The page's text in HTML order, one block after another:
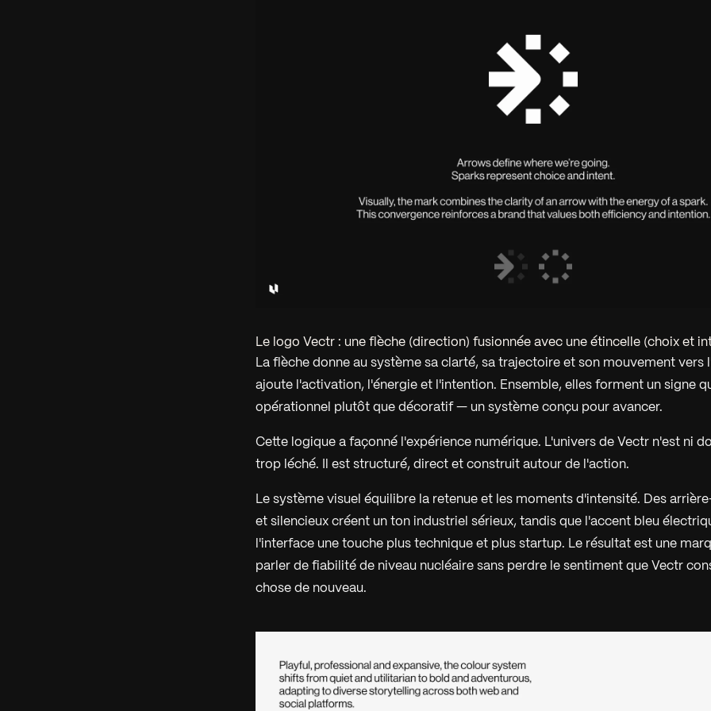
Le logo Vectr : une flèche (direction) fusionnée avec une étincelle (choix et
La flèche donne au système sa clarté, sa trajectoire et son mouvement vers
ajoute l'activation, l'énergie et l'intention. Ensemble, elles forment un signe
opérationnel plutôt que décoratif — un système conçu pour avancer.
Cette logique a façonné l'expérience numérique. L'univers de Vectr n'est ni
trop léché. Il est structuré, direct et construit autour de l'action.
Le système visuel équilibre la retenue et les moments d'intensité. Des
et silencieux créent un ton industriel sérieux, tandis que l'accent bleu
l'interface une touche plus technique et plus startup. Le résultat est une
parler de fiabilité de niveau nucléaire sans perdre le sentiment que Vectr
chose de nouveau.